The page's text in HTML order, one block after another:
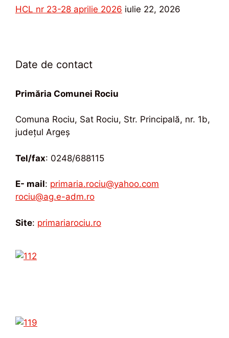
HCL nr 23-28 aprilie 2026 iulie 22, 2026
Date de contact
Primăria Comunei Rociu
Comuna Rociu, Sat Rociu, Str. Principală, nr. 1b,
județul Argeș
Tel/fax: 0248/688115
E- mail: primaria.rociu@yahoo.com
rociu@ag.e-adm.ro
Site: primariarociu.ro